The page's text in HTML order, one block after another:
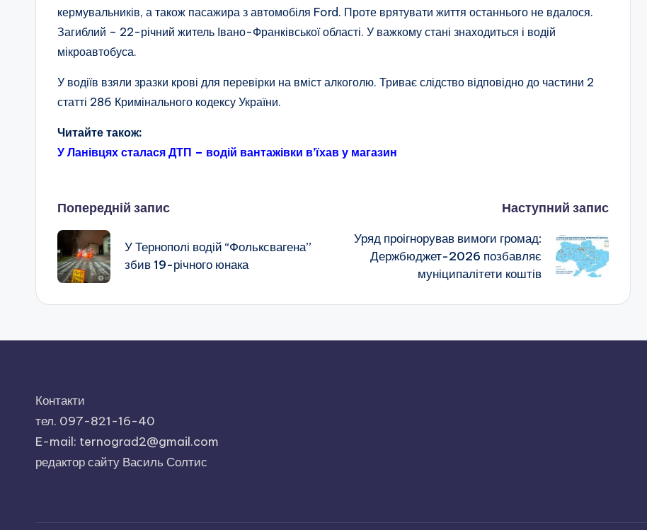
кермувальників, а також пасажира з автомобіля Ford. Проте врятувати життя останнього не вдалося.
Загиблий – 22-річний житель Івано-Франківської області. У важкому стані знаходиться і водій
мікроавтобуса.
У водіїв взяли зразки крові для перевірки на вміст алкоголю. Триває слідство відповідно до частини 2
статті 286 Кримінального кодексу України.
Читайте також:
У Ланівцях сталася ДТП – водій вантажівки в’їхав у магазин
Навігація
по
запису
Попередній запис
У Тернополі водій “Фольксвагена”
збив 19-річного юнака
Наступний запис
Уряд проігнорував вимоги громад:
Держбюджет-2026 позбавляє
муніципалітети коштів
Контакти
тел. 097-821-16-40
E-mail: ternograd2@gmail.com
редактор сайту Василь Солтис